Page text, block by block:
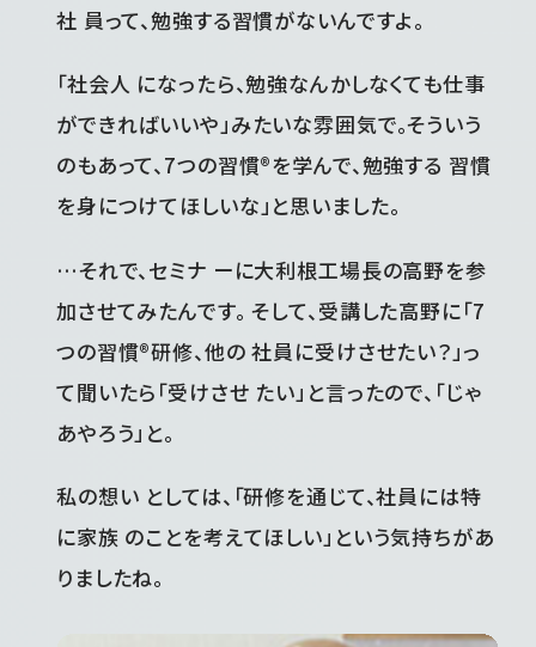
社 員って、勉強する習慣がないんですよ。
「社会人 になったら、勉強なんかしなくても仕事
ができればいいや」みたいな雰囲気で。そういう
のもあって、7つの習慣®を学んで、勉強する 習慣
を身につけてほしいな」と思いました。
…それで、セミナ ーに大利根工場長の高野を参
加させてみたんです。 そして、受講した高野に「7
つの習慣®研修、他の 社員に受けさせたい？」っ
て聞いたら「受けさせ たい」と言ったので、「じゃ
あやろう」と。
私の想い としては、「研修を通じて、社員には特
に家族 のことを考えてほしい」という気持ちがあ
りましたね。